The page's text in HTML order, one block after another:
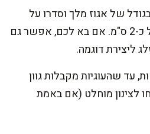
של אגוז מלך וסדרו על
התבנית עם רווחים של כ-2 ס"מ. אם בא לכם, אפשר גם
ליצירת דוגמה.
15-20 דקות, עד שהעוגיות מקבלות גוון
לצינון מוחלט (אם באמת